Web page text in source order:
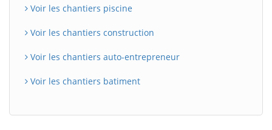
Voir les chantiers piscine
Voir les chantiers construction
Voir les chantiers auto-entrepreneur
Voir les chantiers batiment